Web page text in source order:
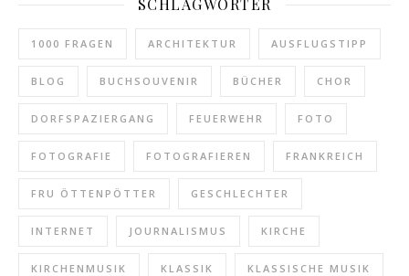
SCHLAGWÖRTER
1000 FRAGEN ARCHITEKTUR AUSFLUGSTIPP
BLOG BUCHSOUVENIR BÜCHER CHOR
DORFSPAZIERGANG FEUERWEHR FOTO
FOTOGRAFIE FOTOGRAFIEREN FRANKREICH
FRU ÖTTENPÖTTER GESCHLECHTER
INTERNET JOURNALISMUS KIRCHE
KIRCHENMUSIK KLASSIK KLASSISCHE MUSIK